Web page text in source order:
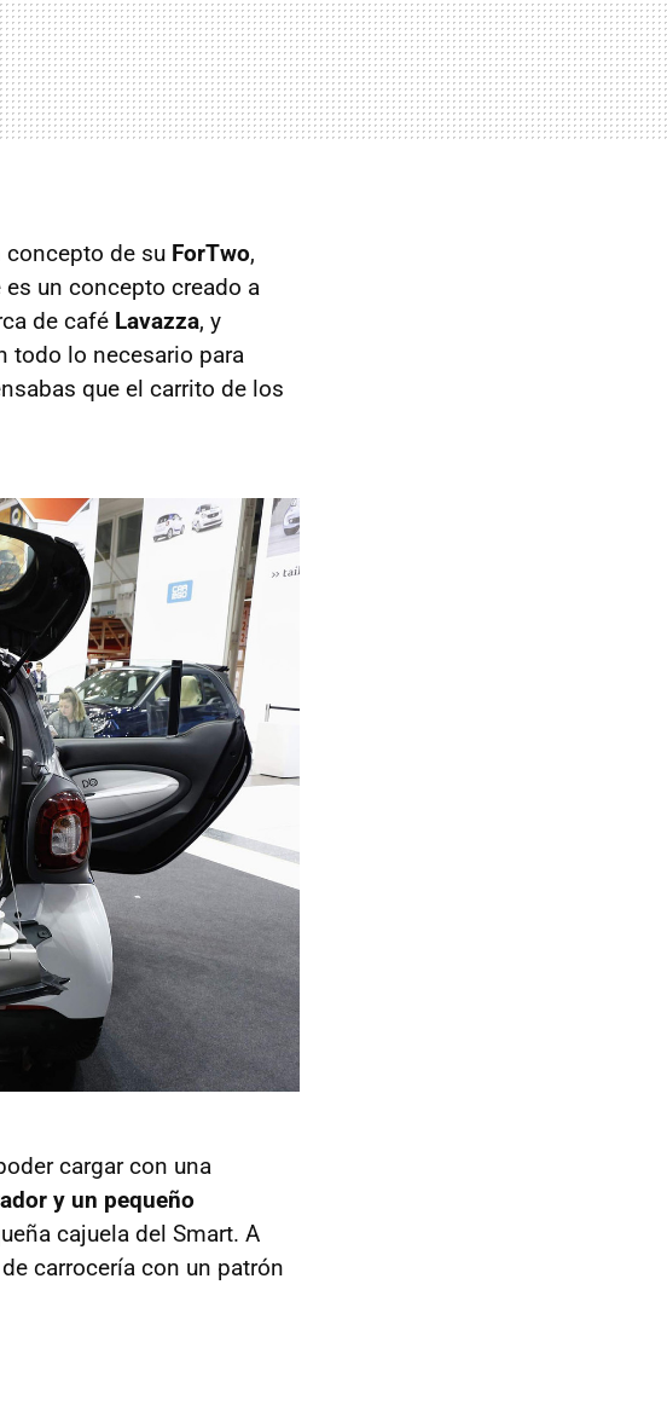
concepto de su ForTwo,
es un concepto creado a
de café Lavazza, y
todo lo necesario para
que el carrito de los
cargar con una
y un pequeño
cajuela del Smart. A
carrocería con un patrón